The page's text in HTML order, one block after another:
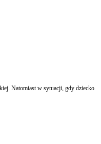
Natomiast w sytuacji, gdy dziecko